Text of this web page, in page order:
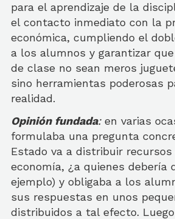
para el aprendizaje de la
el contacto inmediato con la
económica, cumpliendo el
a los alumnos y garantizar
de clase no sean meros
sino herramientas poderosas
realidad.
Opinión fundada:en varias
formulaba una pregunta
Estado va a distribuir recursos
economía, ¿a quienes debería
ejemplo) y obligaba a los
sus respuestas en unos
distribuidos a tal efecto.